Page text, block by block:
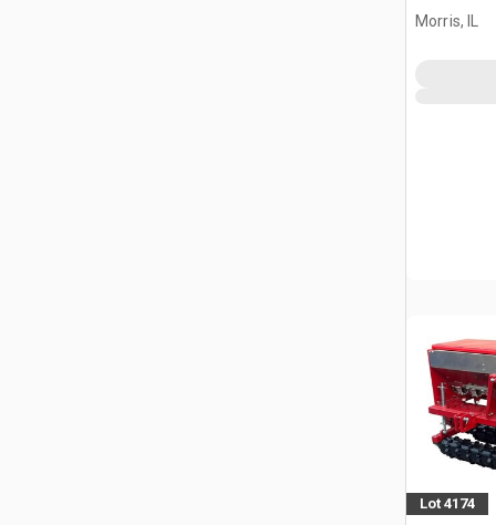
Morris, IL
Lot 4174